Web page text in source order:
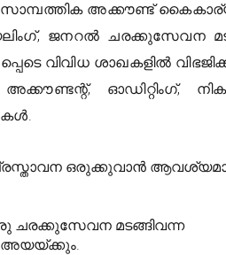
അക്കൗണ്ട്
ജനറൽ ചരക്കുസേവന
വിവിധ ശാഖകളിൽ
ഓഡിറ്റിംഗ്,
പ്രസ്താവന ഒരുക്കുവാൻ
ചരക്കുസേവന മടങ്ങിവന്ന
അയയ്ക്കും.